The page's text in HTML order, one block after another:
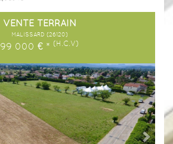
VENTE TERRAIN
MALISSARD (26120)
99 000 € * (H.C.V)
Next